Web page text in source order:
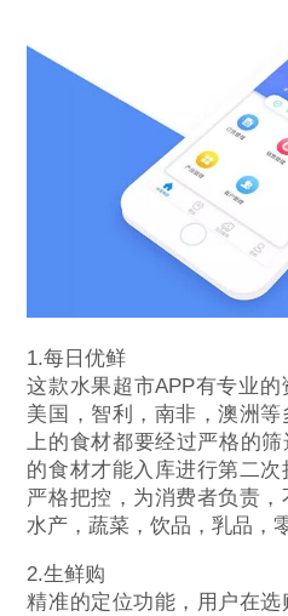
1.每日优鲜
这款水果超市APP有专业
美国，智利，南非，澳洲
上的食材都要经过严格的
的食材才能入库进行第二
严格把控，为消费者负责
水产，蔬菜，饮品，乳品，
2.生鲜购
精准的定位功能，用户在